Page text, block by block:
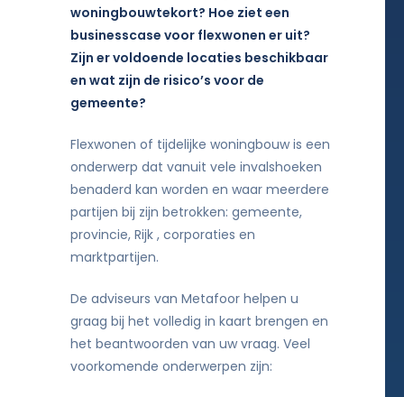
woningbouwtekort? Hoe ziet een
businesscase voor flexwonen er uit?
Zijn er voldoende locaties beschikbaar
en wat zijn de risico’s voor de
gemeente?
Flexwonen of tijdelijke woningbouw is een
onderwerp dat vanuit vele invalshoeken
benaderd kan worden en waar meerdere
partijen bij zijn betrokken: gemeente,
provincie, Rijk , corporaties en
marktpartijen.
De adviseurs van Metafoor helpen u
graag bij het volledig in kaart brengen en
het beantwoorden van uw vraag. Veel
voorkomende onderwerpen zijn: